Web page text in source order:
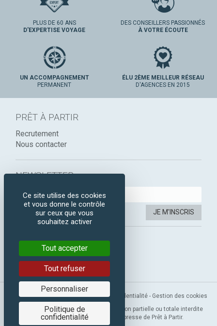
PLUS DE 60 ANS
D'EXPERTISE VOYAGE
DES CONSEILLERS PASSIONNÉS
À VOTRE ÉCOUTE
UN ACCOMPAGNEMENT
PERMANENT
ÉLU 2ÈME MEILLEUR RÉSEAU
D'AGENCES EN 2015
PRÊT À PARTIR
Recrutement
Nous contacter
NEWSLETTER :
JE M'INSCRIS
SUIVEZ-NOUS :
Facebook
Instagram
Mentions légales-CGV-Politique de confidentialité - Gestion des cookies
Copyright 2019 © Prêt à Partir. Reproduction partielle ou totale interdite
sans l’autorisation préalable et expresse de Prêt à Partir.
Ce site utilise des cookies
et vous donne le contrôle
sur ceux que vous
souhaitez activer
Tout accepter
Tout refuser
Personnaliser
Politique de
confidentialité